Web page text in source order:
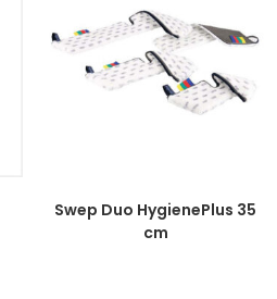
Swep Duo HygienePlus 35
cm